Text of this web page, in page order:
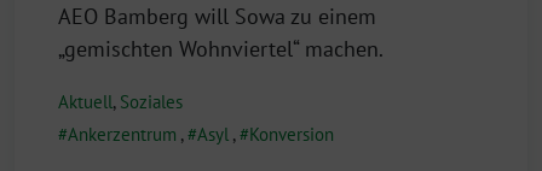
AEO Bamberg will Sowa zu einem
„gemischten Wohnviertel“ machen.
Aktuell, Soziales
Ankerzentrum , Asyl , Konversion